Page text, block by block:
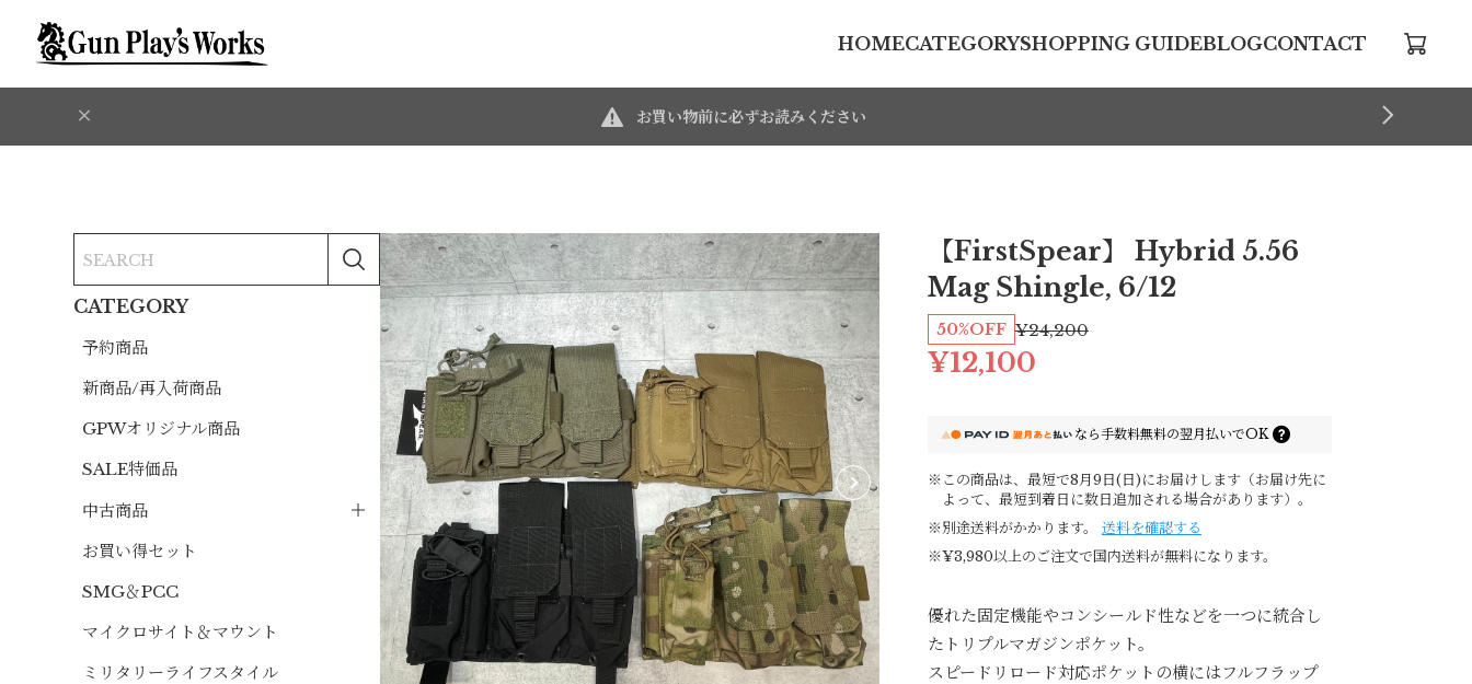
HOMECATEGORYSHOPPING GUIDEBLOGCONTACT
お買い物前に必ずお読みください
CATEGORY
予約商品
新商品/再入荷商品
GPWオリジナル商品
SALE特価品
中古商品
お買い得セット
SMG＆PCC
マイクロサイト＆マウント
ミリタリーライフスタイル
【FirstSpear】 Hybrid 5.56
Mag Shingle, 6/12
¥24,200
50%OFF
¥12,100
なら手数料無料の翌月払いでOK
※この商品は、最短で8月9日(日)にお届けします（お届け先に
よって、最短到着日に数日追加される場合があります）。
※別途送料がかかります。
送料を確認する
※¥3,980以上のご注文で国内送料が無料になります。
優れた固定機能やコンシールド性などを一つに統合し
たトリプルマガジンポケット。
スピードリロード対応ポケットの横にはフルフラップ